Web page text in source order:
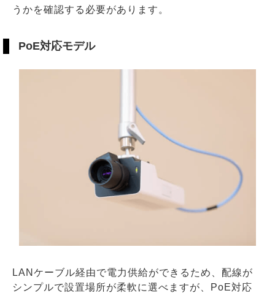
うかを確認する必要があります。
PoE対応モデル
LANケーブル経由で電力供給ができるため、配線が
シンプルで設置場所が柔軟に選べますが、PoE対応